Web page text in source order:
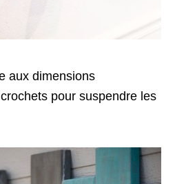
aux dimensions
pour suspendre les